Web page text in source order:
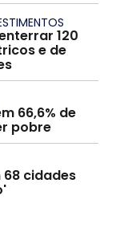
120
e de
66,6% de
pobre
cidades